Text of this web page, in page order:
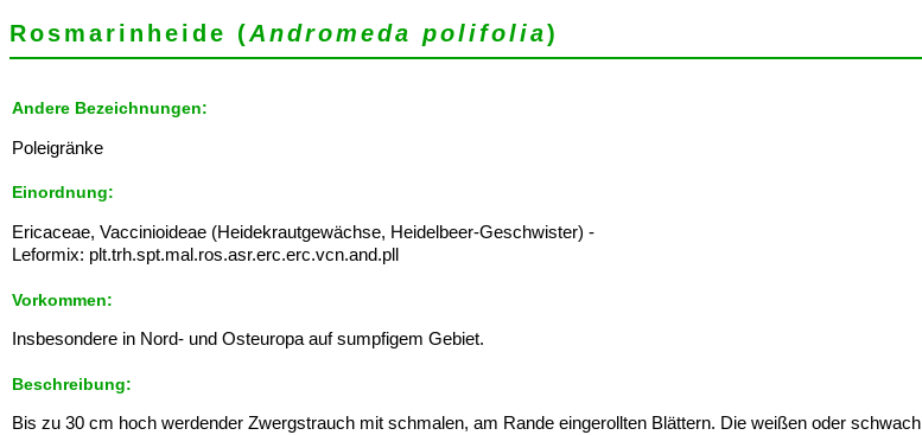
Rosmarinheide (Andromeda polifolia)
Andere Bezeichnungen:
Poleigränke
Einordnung:
Ericaceae, Vaccinioideae (Heidekrautgewächse, Heidelbeer-Geschwister) -
Leformix: plt.trh.spt.mal.ros.asr.erc.erc.vcn.and.pll
Vorkommen:
Insbesondere in Nord- und Osteuropa auf sumpfigem Gebiet.
Beschreibung:
Bis zu 30 cm hoch werdender Zwergstrauch mit schmalen, am Rande eingerollten Blättern. Die weißen oder schwach